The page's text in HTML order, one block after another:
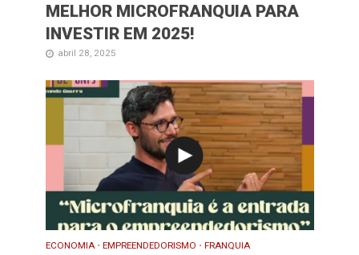
MELHOR MICROFRANQUIA PARA
INVESTIR EM 2025!
abril 28, 2025
ECONOMIA • EMPREENDEDORISMO • FRANQUIA